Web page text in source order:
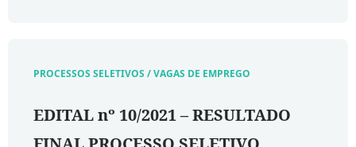
PROCESSOS SELETIVOS / VAGAS DE EMPREGO
EDITAL nº 10/2021 – RESULTADO